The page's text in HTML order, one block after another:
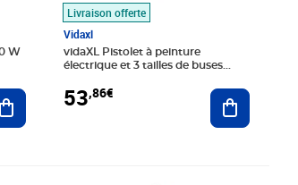
W
Ajouter au panier
Livraison offerte
Vidaxl
vidaXL Pistolet à peinture
électrique et 3 tailles de buses
53,86€ Ajouter